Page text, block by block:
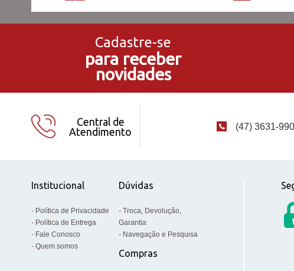
Cadastre-se
para receber
novidades
Central de
Atendimento
(47) 3631-
Institucional
Política de Privacidade
Política de Entrega
Fale Conosco
Quem somos
Dúvidas
Troca, Devolução,
Garantia
Navegação e Pesquisa
Compras